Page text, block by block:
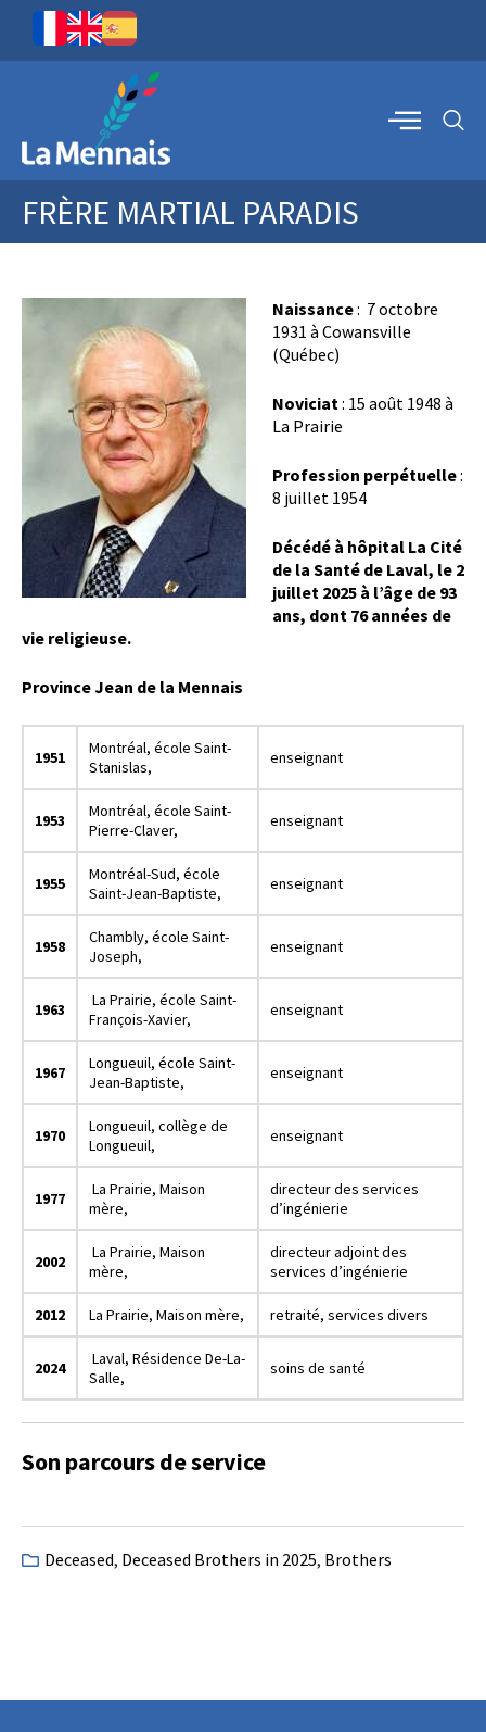
FRÈRE MARTIAL PARADIS
Naissance: 7 octobre
1931 à Cowansville
(Québec)
Noviciat: 15 août 1948 à
La Prairie
Profession perpétuelle:
8 juillet 1954
Décédé à hôpital La Cité
de la Santé de Laval, le 2
juillet 2025 à l’âge de 93
ans, dont 76 années de
vie religieuse.
Province Jean de la Mennais
1951
Montréal, école Saint-
Stanislas,
enseignant
1953
Montréal, école Saint-
Pierre-Claver,
enseignant
1955
Montréal-Sud, école
Saint-Jean-Baptiste,
enseignant
1958
Chambly, école Saint-
Joseph,
enseignant
1963
La Prairie, école Saint-
François-Xavier,
enseignant
1967
Longueuil, école Saint-
Jean-Baptiste,
enseignant
1970
Longueuil, collège de
Longueuil,
enseignant
1977
La Prairie, Maison
mère,
directeur des services
d’ingénierie
2002
La Prairie, Maison
mère,
directeur adjoint des
services d’ingénierie
2012 La Prairie, Maison mère, retraité, services divers
2024
Laval, Résidence De-La-
Salle,
soins de santé
Son parcours de service
Deceased, Deceased Brothers in 2025, Brothers